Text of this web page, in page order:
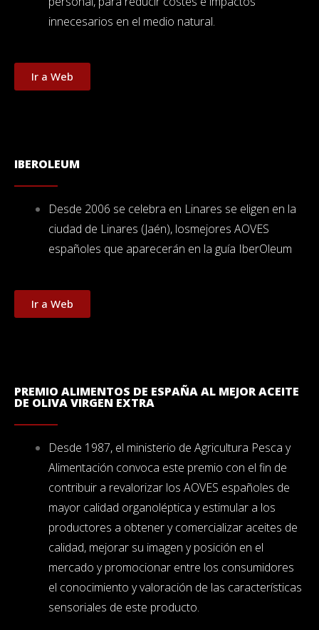
innecesarios en el medio natural.
Ir a Web
IBEROLEUM
Desde 2006 se celebra en Linares se eligen en la
ciudad de Linares (Jaén), losmejores AOVES
españoles que aparecerán en la guía IberOleum
Ir a Web
PREMIO ALIMENTOS DE ESPAÑA AL MEJOR ACEITE
DE OLIVA VIRGEN EXTRA
Desde 1987, el ministerio de Agricultura Pesca y
Alimentación convoca este premio con el fin de
contribuir a revalorizar los AOVES españoles de
mayor calidad organoléptica y estimular a los
productores a obtener y comercializar aceites de
calidad, mejorar su imagen y posición en el
mercado y promocionar entre los consumidores
el conocimiento y valoración de las características
sensoriales de este producto.